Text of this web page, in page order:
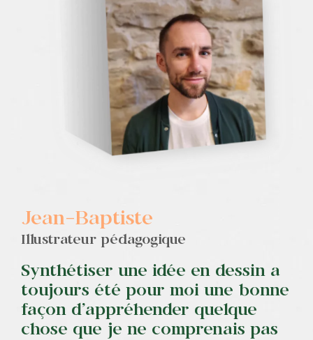
Jean-Baptiste
Illustrateur pédagogique
Synthétiser une idée en dessin a
toujours été pour moi une bonne
façon d’appréhender quelque
chose que je ne comprenais pas